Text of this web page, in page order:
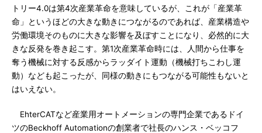
トリー4.0は第4次産業革命を意味しているが、これが「産業革
命」というほどの大きな動きにつながるのであれば、産業構造や
労働環境そのものに大きな影響を及ぼすことになり、必然的に大
きな反発を巻き起こす。第1次産業革命時には、人間から仕事を
奪う機械に対する反感からラッダイト運動（機械打ちこわし運
動）なども起こったが、同様の動きにもつながる可能性もないと
はいえない。
EhterCATなど産業用オートメーションの専門企業であるドイ
ツのBeckhoff Automationの創業者で社長のハンス・ベッコフ